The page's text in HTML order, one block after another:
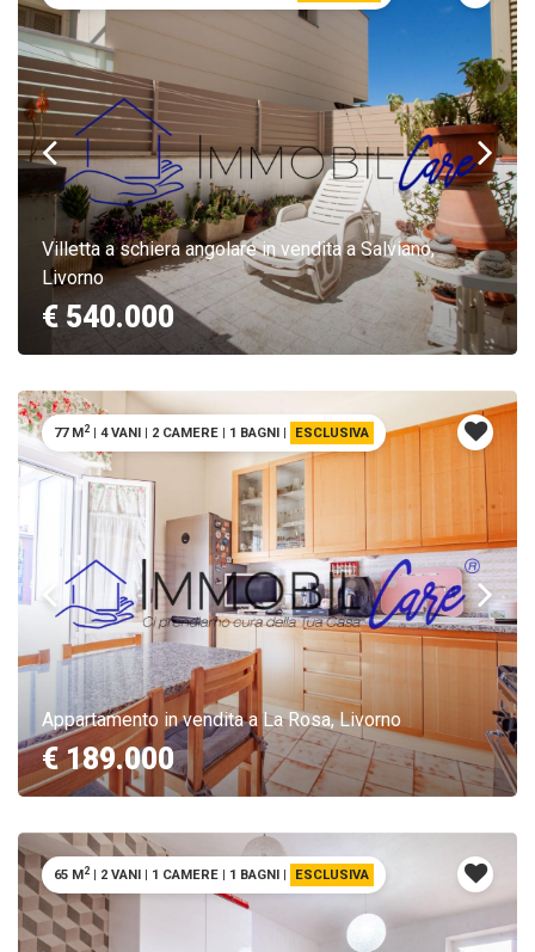
Villetta a schiera angolare in vendita a Salviano,
Livorno
€ 540.000
Appartamento in vendita a La Rosa, Livorno
€ 189.000
77 M2 | 4 VANI | 2 CAMERE | 1 BAGNI | ESCLUSIVA
65 M2 | 2 VANI | 1 CAMERE | 1 BAGNI | ESCLUSIVA